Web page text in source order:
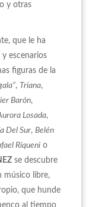
y otras
que le ha
y escenarios
figuras de la
, Triana,
Barón,
Losada,
Del Sur, Belén
Riqueni o
se descubre
músico libre,
que hunde